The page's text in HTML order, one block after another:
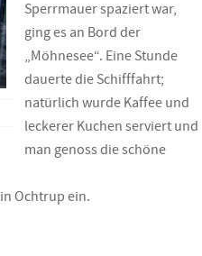
Sperrmauer spaziert war,
ging es an Bord der
„Möhnesee“. Eine Stunde
dauerte die Schifffahrt;
natürlich wurde Kaffee und
leckerer Kuchen serviert und
man genoss die schöne
Ochtrup ein.